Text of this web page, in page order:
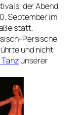
der Abend
September im
statt.
Persische
und nicht
unserer